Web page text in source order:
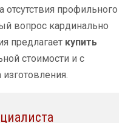
отсутствия профильного
вопрос кардинально
предлагает купить
стоимости и с